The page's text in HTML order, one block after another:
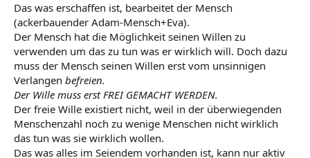
Das was erschaffen ist, bearbeitet der Mensch
(ackerbauender Adam-Mensch+Eva).
Der Mensch hat die Möglichkeit seinen Willen zu
verwenden um das zu tun was er wirklich will. Doch dazu
muss der Mensch seinen Willen erst vom unsinnigen
Verlangen befreien.
Der Wille muss erst FREI GEMACHT WERDEN.
Der freie Wille existiert nicht, weil in der überwiegenden
Menschenzahl noch zu wenige Menschen nicht wirklich
das tun was sie wirklich wollen.
Das was alles im Seiendem vorhanden ist, kann nur aktiv